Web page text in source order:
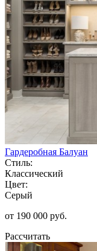
Гардеробная Балуан
Стиль:
Классический
Цвет:
Серый
от 190 000 руб.
Рассчитать